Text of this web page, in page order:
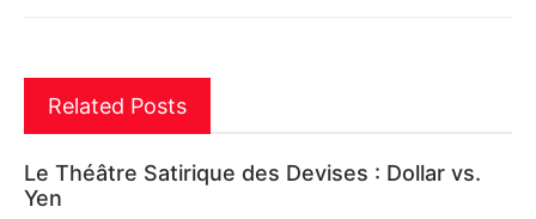
Related Posts
Le Théâtre Satirique des Devises : Dollar vs.
Yen